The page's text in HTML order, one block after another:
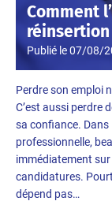
Comment
Publié le07/08/
Perdre son emploi
C’est aussi perdre
sa confiance.
professionnelle,
immédiatement
candidatures.
dépend pas…